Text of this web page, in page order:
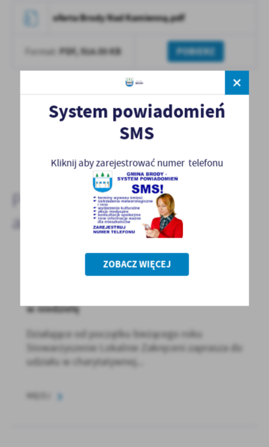
oferta Brody Nad Kamienną.pdf
Format: PDF, 914.05 KB POBIERZ
POWRÓT
POPRZEDNI NASTĘPNY
Pozostałe
aktualności
15 - 04 - 2026
w niedzielę
Działające od początku bieżącego roku
Stowarzyszenie Lokalnie Zakręceni zaprasza do
udziału w charytatywnej...
System powiadomień
SMS
Kliknij aby zarejestrować numer telefonu
ZOBACZ WIĘCEJ